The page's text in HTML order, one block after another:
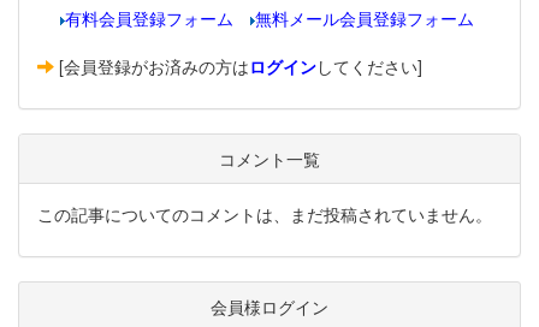
有料会員登録フォーム
無料メール会員登録フォーム
[会員登録がお済みの方はログインしてください]
コメント一覧
この記事についてのコメントは、まだ投稿されていません。
会員様ログイン